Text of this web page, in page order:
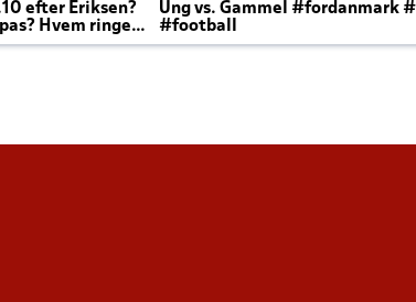
efter Eriksen?
Hvem ringer
kampe?
Ung vs. Gammel #fordanmark
#football